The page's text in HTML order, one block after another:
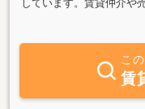
しています。賃貸仲介や
相談、相続不動産に関わ
理、解体、売却と全てワ
変ご好評をいただいてお
ング情報など、これから
きましても、各担当者が
こ
賃